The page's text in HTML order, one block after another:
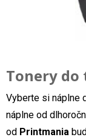
Tonery do
Vyberte si náplne
náplne od
od Printmania